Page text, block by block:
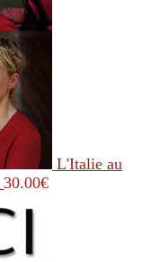
L'Italie au
30.00€